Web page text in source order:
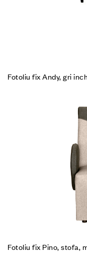
Fotoliu fix Andy, gri
Fotoliu fix Pino, stofa,